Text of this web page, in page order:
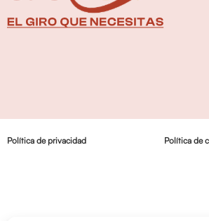
Política de privacidad Política de